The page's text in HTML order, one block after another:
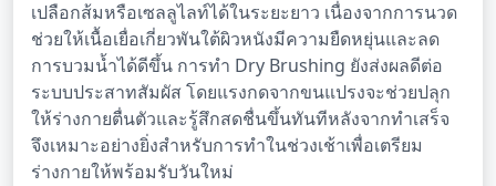
เปลือกส้มหรือเซลลูไลท์ได้ในระยะยาว เนื่องจากการนวด
ช่วยให้เนื้อเยื่อเกี่ยวพันใต้ผิวหนังมีความยืดหยุ่นและลด
การบวมน้ำได้ดีขึ้น การทำ Dry Brushing ยังส่งผลดีต่อ
ระบบประสาทสัมผัส โดยแรงกดจากขนแปรงจะช่วยปลุก
ให้ร่างกายตื่นตัวและรู้สึกสดชื่นขึ้นทันทีหลังจากทำเสร็จ
จึงเหมาะอย่างยิ่งสำหรับการทำในช่วงเช้าเพื่อเตรียม
ร่างกายให้พร้อมรับวันใหม่